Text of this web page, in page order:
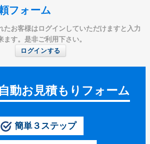
イズ）
イズ）
サイズ）
オリジナル）
フォーム
たお客様はログインしていただけますと入力
す。是非ご利用下さい。
ログインする
動お見積もりフォーム
簡単３ステップ